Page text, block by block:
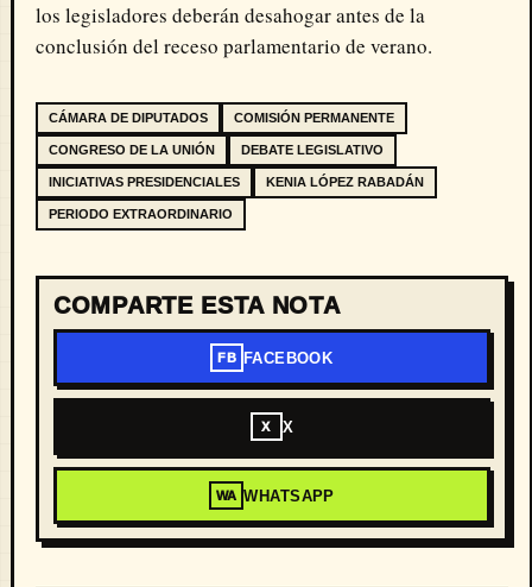
los legisladores deberán desahogar antes de la
conclusión del receso parlamentario de verano.
CÁMARA DE DIPUTADOS COMISIÓN PERMANENTE
CONGRESO DE LA UNIÓN DEBATE LEGISLATIVO
INICIATIVAS PRESIDENCIALES KENIA LÓPEZ RABADÁN
PERIODO EXTRAORDINARIO
COMPARTE ESTA NOTA
FB FACEBOOK
X X
WA WHATSAPP